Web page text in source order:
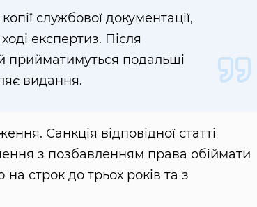
службової документації,
експертиз. Після
прийматимуться подальші
видання.
Санкція відповідної статті
з позбавленням права обіймати
строк до трьох років та з